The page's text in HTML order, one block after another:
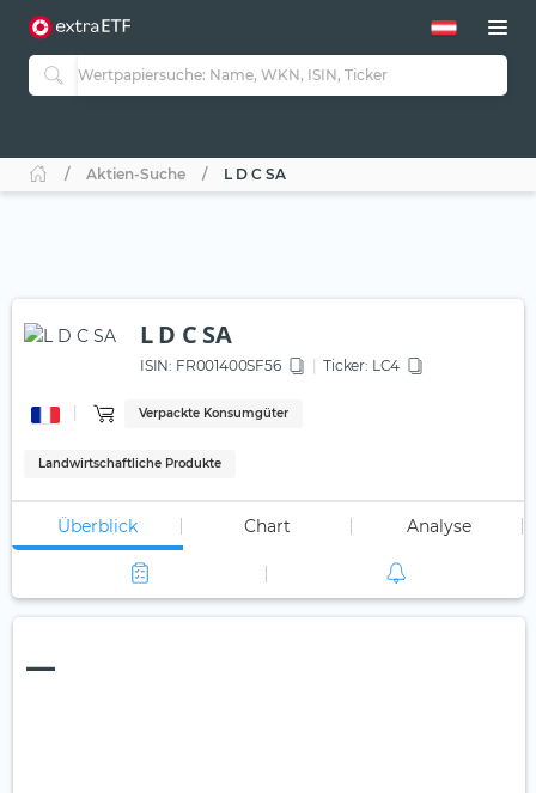
Aktien-Suche L D C SA
L D C SA
ISIN: FR001400SF56 Ticker: LC4
Verpackte Konsumgüter
Landwirtschaftliche Produkte
Überblick Chart Analyse
—